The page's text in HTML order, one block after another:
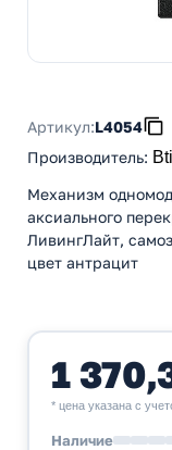
Артикул:L4054
Производитель:
Механизм
аксиального
ЛивингЛайт,
цвет антрацит
1
* цена указана с
Наличие